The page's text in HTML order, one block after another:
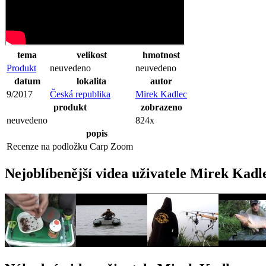
tema velikost
hmotnost
Produkt
neuvedeno
neuvedeno
datum
lokalita
autor
9/2017
Česká republika
Mirek Kadlec
produkt
zobrazeno
neuvedeno
824x
popis
Recenze na podložku Carp Zoom
Nejoblíbenější videa uživatele Mirek